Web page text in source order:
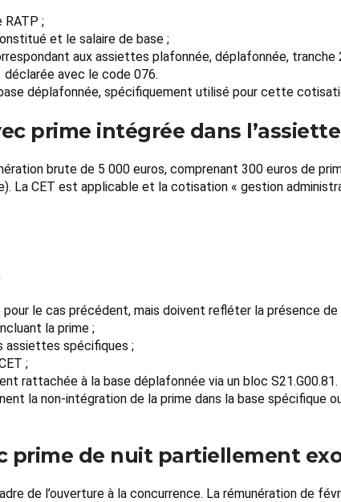
;
et le salaire de base ;
aux assiettes plafonnée, déplafonnée,
déclarée avec le code 076.
déplafonnée, spécifiquement utilisé pour cette
prime intégrée dans
brute de 5 000 euros, comprenant 300 euros de
La CET est applicable et la cotisation « gestion
le cas précédent, mais doivent refléter la présence de
la prime ;
assiettes spécifiques ;
;
rattachée à la base déplafonnée via un bloc S21.G00.81.
la non-intégration de la prime dans la base spécifique
prime de nuit partiellement
de l’ouverture à la concurrence. La rémunération de